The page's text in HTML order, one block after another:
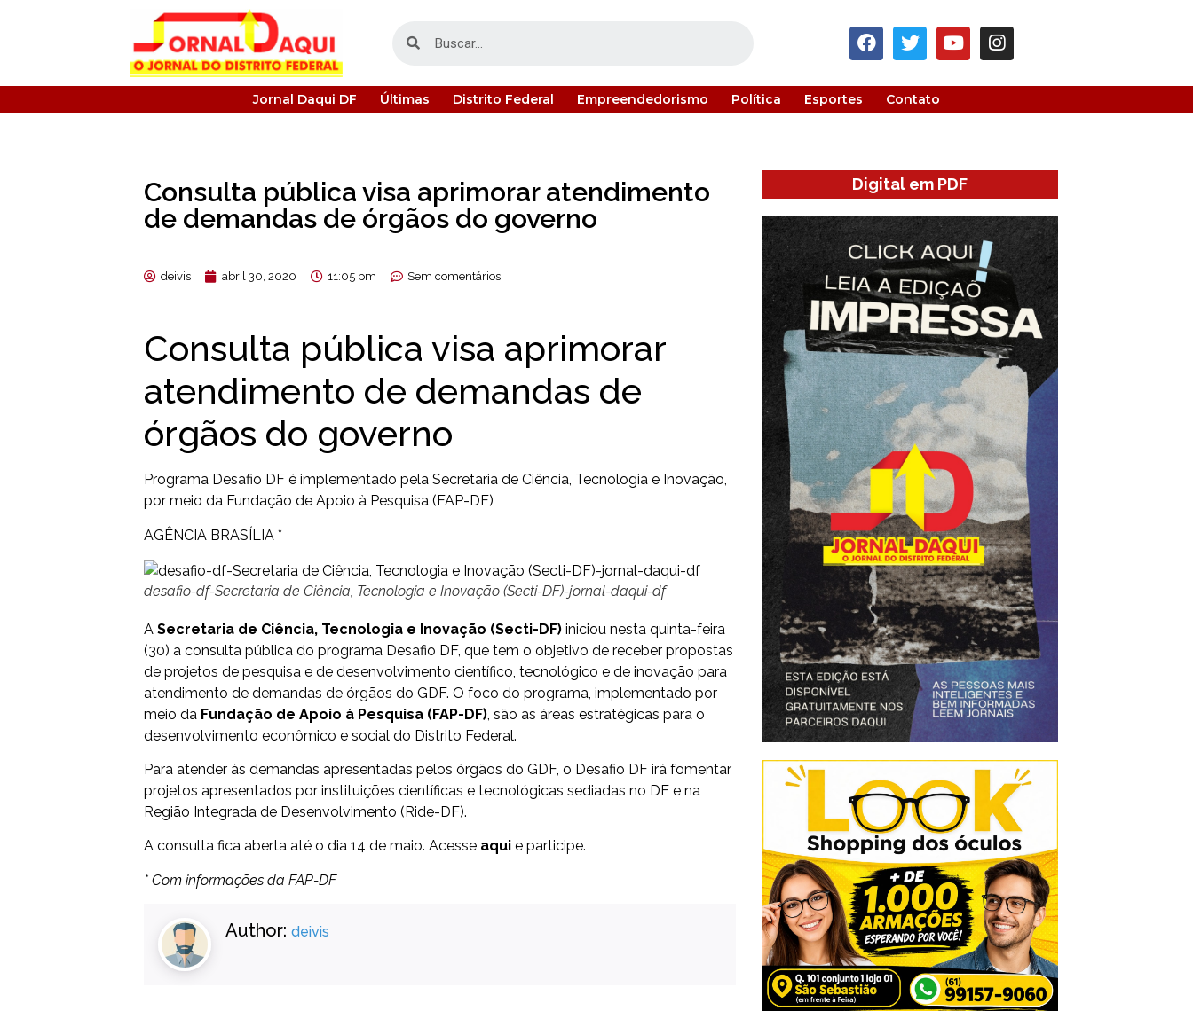
Jornal Daqui DF Últimas Distrito Federal Empreendedorismo Política Esportes Contato
Consulta pública visa aprimorar atendimento
de demandas de órgãos do governo
deivis abril 30, 2020 11:05 pm Sem comentários
Consulta pública visa aprimorar
atendimento de demandas de
órgãos do governo
Programa Desafio DF é implementado pela Secretaria de Ciência, Tecnologia e Inovação,
por meio da Fundação de Apoio à Pesquisa (FAP-DF)
AGÊNCIA BRASÍLIA *
desafio-df-Secretaria de Ciência, Tecnologia e Inovação (Secti-DF)-jornal-daqui-df
A Secretaria de Ciência, Tecnologia e Inovação (Secti-DF) iniciou nesta quinta-feira
(30) a consulta pública do programa Desafio DF, que tem o objetivo de receber propostas
de projetos de pesquisa e de desenvolvimento científico, tecnológico e de inovação para
atendimento de demandas de órgãos do GDF. O foco do programa, implementado por
meio da Fundação de Apoio à Pesquisa (FAP-DF) , são as áreas estratégicas para o
desenvolvimento econômico e social do Distrito Federal.
Para atender às demandas apresentadas pelos órgãos do GDF, o Desafio DF irá fomentar
projetos apresentados por instituições científicas e tecnológicas sediadas no DF e na
Região Integrada de Desenvolvimento (Ride-DF).
A consulta fica aberta até o dia 14 de maio. Acesse aqui e participe.
* Com informações da FAP-DF
Author: deivis
Digital em PDF